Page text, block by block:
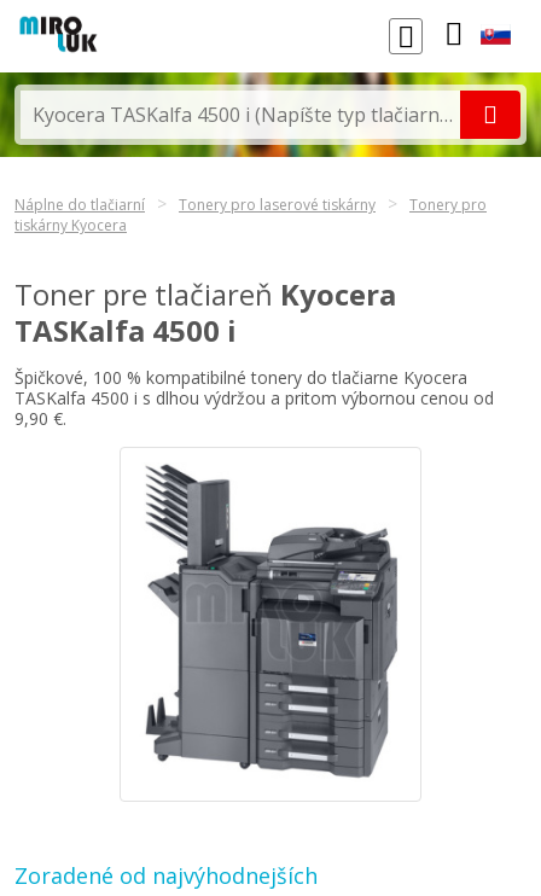
Náplne do tlačiarní Tonery pro laserové tiskárny
Tonery pro
tiskárny Kyocera
Toner pre tlačiareň Kyocera
TASKalfa 4500 i
Špičkové, 100 % kompatibilné tonery do tlačiarne Kyocera
TASKalfa 4500 i s dlhou výdržou a pritom výbornou cenou od
9,90 €.
Zoradené od najvýhodnejších